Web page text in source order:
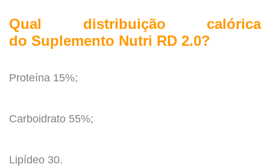
Qual distribuição calórica
do Suplemento Nutri RD 2.0?
Proteína 15%;
Carboidrato 55%;
Lipídeo 30.